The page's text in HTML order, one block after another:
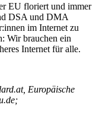
EU floriert und immer
DSA und DMA
im Internet zu
Wir brauchen ein
Internet für alle.
Europäische